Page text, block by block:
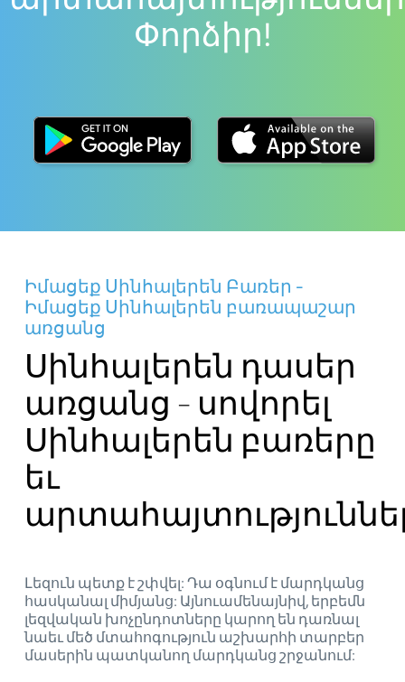
Փորձիր!
Իմացեք Սինհալերեն Բառեր -
Իմացեք Սինհալերեն բառապաշար
առցանց
Սինհալերեն դասեր
առցանց - սովորել
Սինհալերեն բառերը
եւ
Լեզուն պետք է շփվել: Դա օգնում է մարդկանց
հասկանալ միմյանց: Այնուամենայնիվ, երբեմն
լեզվական խոչընդոտները կարող են դառնալ
նաեւ մեծ մտահոգություն աշխարհի տարբեր
մասերին պատկանող մարդկանց շրջանում: